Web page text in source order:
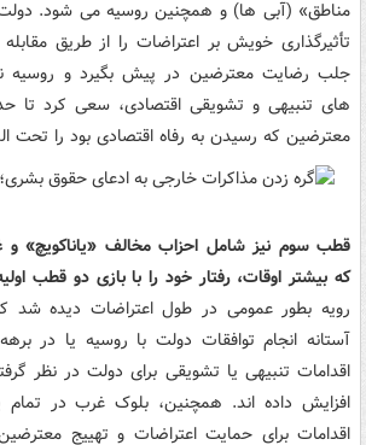
مناطق» (آبی ها) و همچنین روسیه می شود.
تأثیرگذاری خویش بر اعتراضات را از طریق
جلب رضایت معترضین در پیش بگیرد و روسیه
های تنبیهی و تشویقی اقتصادی، سعی کرد تا
معترضین که رسیدن به رفاه اقتصادی بود را تحت
قطب سوم نیز شامل احزاب مخالف «یاناکویچ» و
که بیشتر اوقات، رفتار خود را با بازی دو قطب
رویه بطور عمومی در طول اعتراضات دیده
آستانه انجام توافقات دولت با روسیه یا در
اقدامات تنبیهی یا تشویقی برای دولت در نظر
افزایش داده اند. همچنین، بلوک غرب در تمام
اقدامات برای حمایت اعتراضات و تهییج